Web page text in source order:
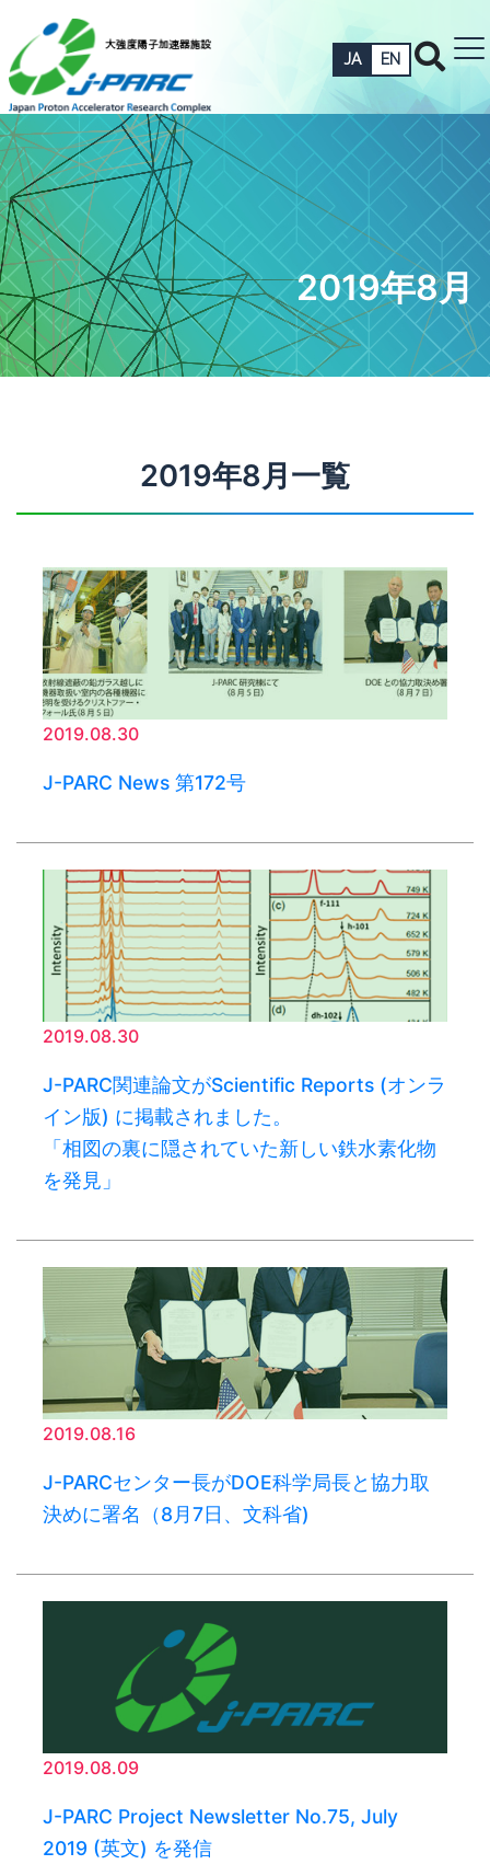
JA EN
2019年8月
2019年8月一覧
2019.08.30
J-PARC News 第172号
2019.08.30
J-PARC関連論文がScientific Reports (オンラ
イン版) に掲載されました。
「相図の裏に隠されていた新しい鉄水素化物
を発見」
2019.08.16
J-PARCセンター長がDOE科学局長と協力取
決めに署名（8月7日、文科省)
2019.08.09
J-PARC Project Newsletter No.75, July
2019 (英文) を発信